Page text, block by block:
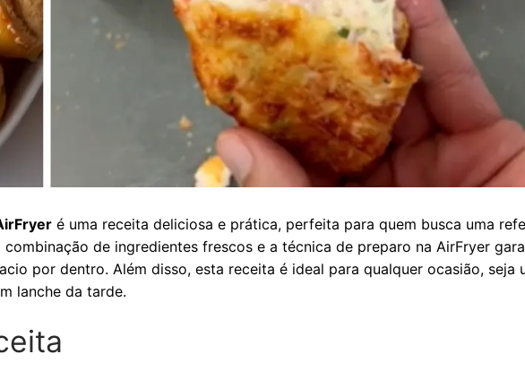
é uma receita deliciosa e prática, perfeita para quem busca uma
de ingredientes frescos e a técnica de preparo na AirFryer
por dentro. Além disso, esta receita é ideal para qualquer ocasião, seja
lanche da tarde.